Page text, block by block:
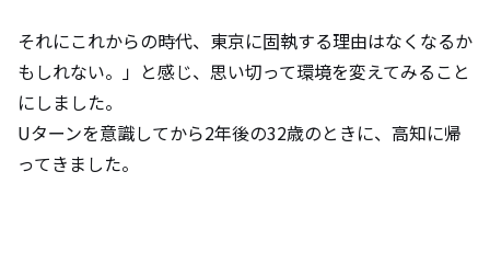
それにこれからの時代、東京に固執する理由はなくなるか
もしれない。」と感じ、思い切って環境を変えてみること
にしました。
Uターンを意識してから2年後の32歳のときに、高知に帰
ってきました。